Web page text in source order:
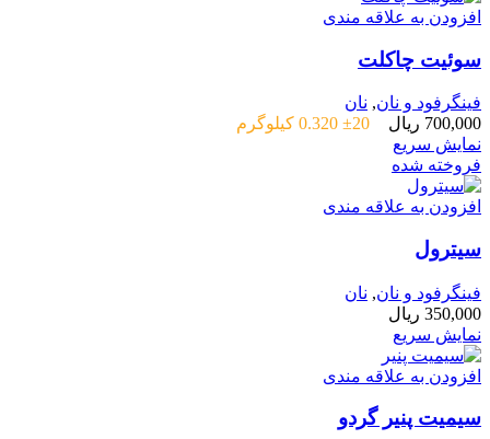
افزودن به علاقه مندی
سوئیت چاکلت
فینگرفود و نان‌, نان
700,000 ریال
±20 0.320 کیلوگرم
نمایش سریع
فروخته شده
افزودن به علاقه مندی
سیترول
فینگرفود و نان‌, نان
350,000 ریال
نمایش سریع
افزودن به علاقه مندی
سیمیت پنیر گردو